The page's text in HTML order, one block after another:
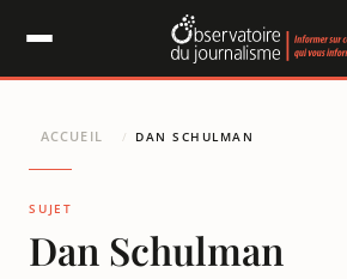
ACCUEIL / DAN SCHULMAN
SUJET
Dan Schulman
Panneau de gestion des cookies